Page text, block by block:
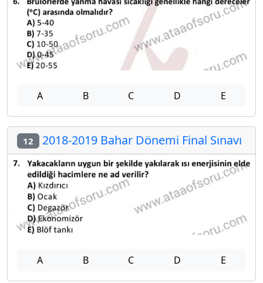
A B C D E
12 2018-2019 Bahar Dönemi Final Sınavı
A B C D E